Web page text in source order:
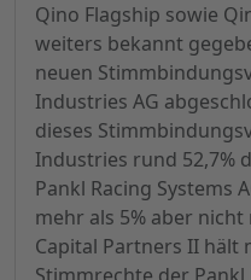
Qino Flagship sowie
weiters bekannt
neuen
Industries AG
dieses
Industries rund 52,7%
Pankl Racing Systems
mehr als 5% aber
Capital Partners II hält